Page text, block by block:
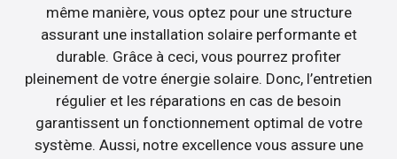
même manière, vous optez pour une structure
assurant une installation solaire performante et
durable. Grâce à ceci, vous pourrez profiter
pleinement de votre énergie solaire. Donc, l’entretien
régulier et les réparations en cas de besoin
garantissent un fonctionnement optimal de votre
système. Aussi, notre excellence vous assure une